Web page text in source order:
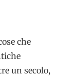
che
un secolo,